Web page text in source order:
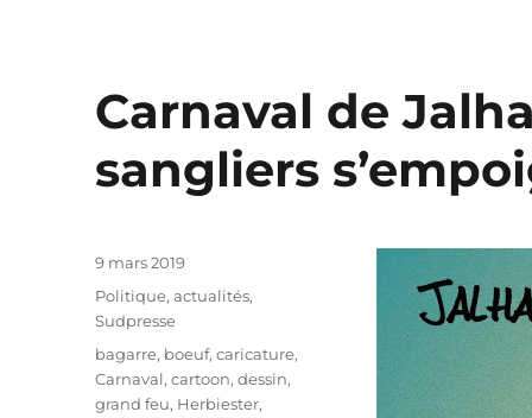
Carnaval de
sangliers
Publié
le
9 mars 2019
Catégories
Politique, actualités,
Sudpresse
Étiquettes
bagarre, boeuf,caricature,
Carnaval,cartoon,dessin,
grand feu, Herbiester,